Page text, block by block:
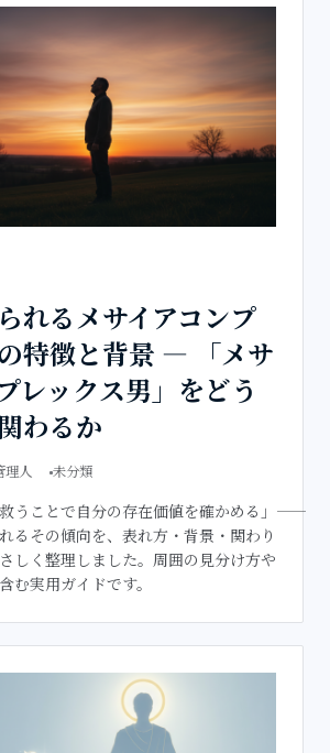
れるメサイアコンプ
特徴と背景 — 「メサ
レックス男」をどう
わるか
理人 未分類
うことで自分の存在価値を確かめる」――
るその傾向を、表れ方・背景・関わり
しく整理しました。周囲の見分け方や
む実用ガイドです。